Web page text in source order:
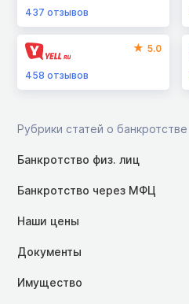
437 отзывов
5.0
458 отзывов
Рубрики статей о банкротстве
Банкротство физ. лиц
Банкротство через МФЦ
Наши цены
Документы
Имущество